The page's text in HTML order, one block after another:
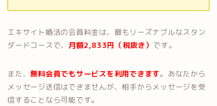
エキサイト婚活の会員料金は、最もリーズナブルなスタン
ダードコースで、 月額2,833円（税抜き） です。
また、 無料会員でもサービスを利用できます。あなたから
メッセージ送信はできませんが、相手からメッセージを受
信することなら可能です。